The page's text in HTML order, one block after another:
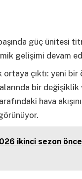
güç ünitesi
gelişimi devam
çıktı: yeni bir
bir
hava
ikinci sezon